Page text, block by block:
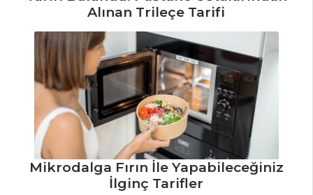
Tarifleri
SALATALAR
Cevizli Pazı
Tarifi, Nasıl Yapılır?
Renkli Salata
Tarifi, Nasıl Yapılır?
Fasulyeli Patates
Alınan Trileçe Tarifi
Mikrodalga Fırın İle Yapabileceğiniz
İlginç Tarifler